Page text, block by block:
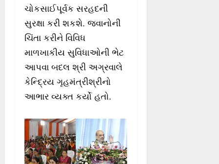
ચોકસાઈપૂર્વક સરહદની
સુરક્ષા કરી શકશે. જવાનોની
ચિંતા કરીને વિવિધ
માળખાકીય સુવિધાઓની ભેટ
આપવા બદલ શ્રી અગ્રવાલે
કેન્દ્રિય ગૃહમંત્રીશ્રીનો
આભાર વ્યક્ત કર્યો હતો.